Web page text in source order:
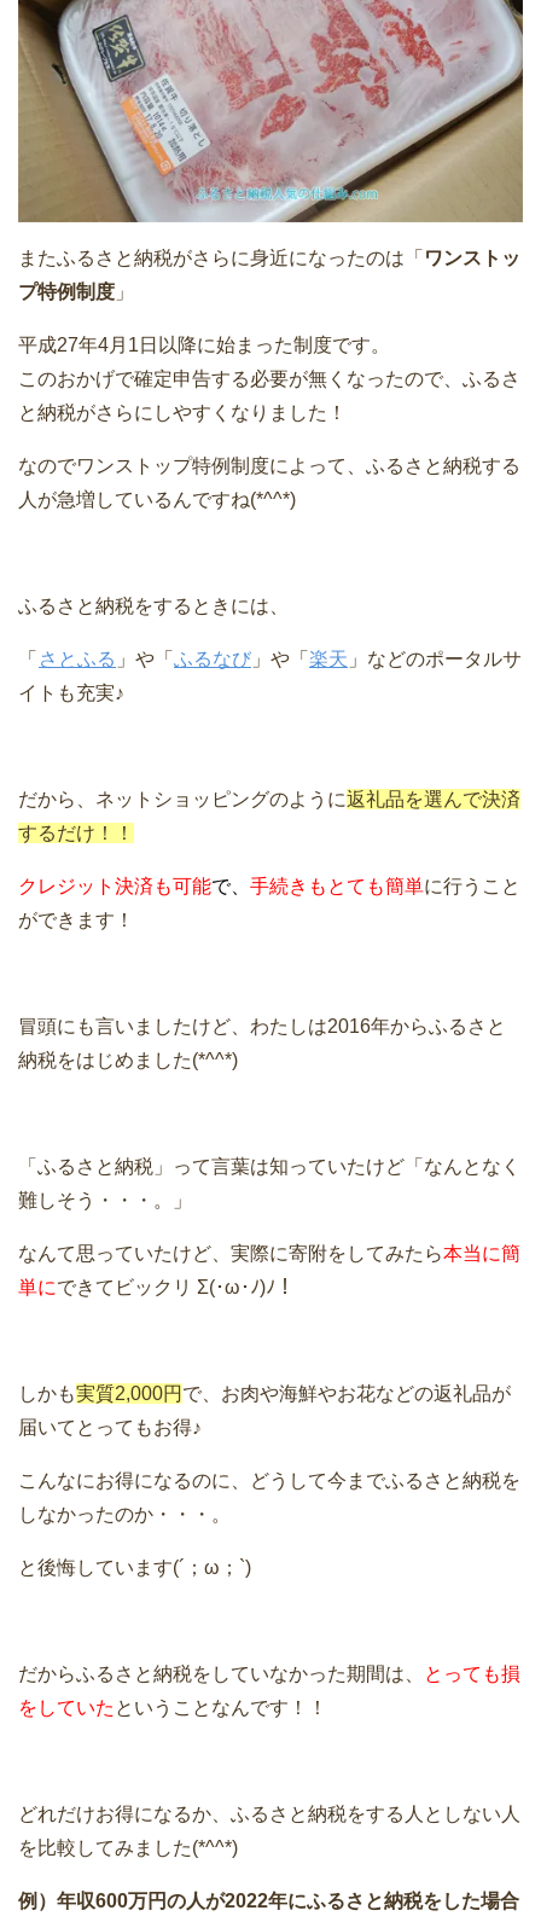
またふるさと納税がさらに身近になったのは「 ワンストッ
プ特例制度 」
平成27年4月1日以降に始まった制度です。
このおかげで確定申告する必要が無くなったので、ふるさ
と納税がさらにしやすくなりました！
なのでワンストップ特例制度によって、ふるさと納税する
人が急増しているんですね(*^^*)
ふるさと納税をするときには、
「 さとふる 」や「 ふるなび 」や「 楽天 」などのポータルサ
イトも充実♪
だから、ネットショッピングのように返礼品を選んで決済
するだけ！！
クレジット決済も可能で、 手続きもとても簡単に行うこと
ができます！
冒頭にも言いましたけど、わたしは2016年からふるさと
納税をはじめました(*^^*)
「ふるさと納税」って言葉は知っていたけど「なんとなく
難しそう・・・。」
なんて思っていたけど、実際に寄附をしてみたら本当に簡
単にできてビックリ Σ(･ω･ﾉ)ﾉ！
しかも実質2,000円 で、お肉や海鮮やお花などの返礼品が
届いてとってもお得♪
こんなにお得になるのに、どうして今までふるさと納税を
しなかったのか・・・。
と後悔しています(´；ω；`)
だからふるさと納税をしていなかった期間は、
とっても損
をしていた ということなんです！！
どれだけお得になるか、ふるさと納税をする人としない人
を比較してみました(*^^*)
例）年収600万円の人が2022年にふるさと納税をした場合